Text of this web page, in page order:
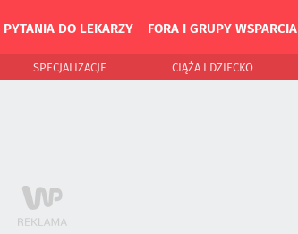
PYTANIA DO LEKARZY FORA I GRUPY WSPARCIA
SPECJALIZACJE CIĄŻA I DZIECKO